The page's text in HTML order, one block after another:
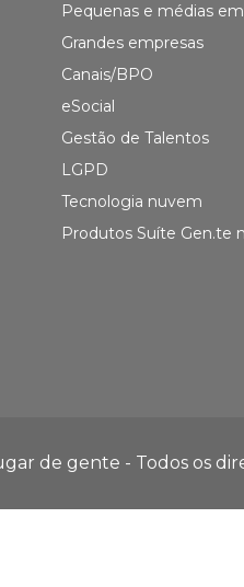
Pequenas e médias
Grandes empresas
Canais/BPO
eSocial
Gestão de Talentos
LGPD
Tecnologia nuvem
Produtos Suíte Gen.te
de gente - Todos os